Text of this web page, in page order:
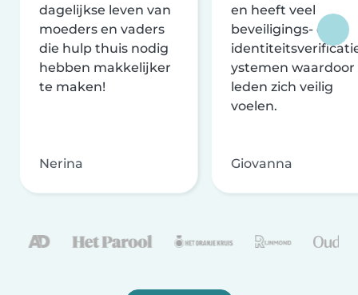
dagelijkse leven van
moeders en vaders
die hulp thuis nodig
hebben makkelijker
te maken!
Nerina
en heeft veel
beveiligings- en
ystemen waardoor
leden zich veilig
voelen.
Giovanna